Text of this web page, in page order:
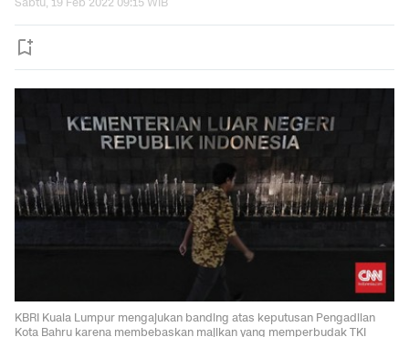
KBRI Kuala Lumpur mengajukan banding atas keputusan Pengadilan
Kota Bahru karena membebaskan majikan yang memperbudak TKI